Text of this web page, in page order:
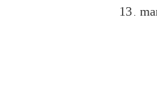
13 .